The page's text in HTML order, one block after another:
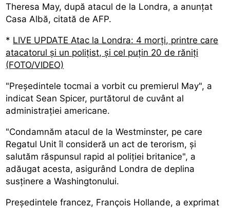
Theresa May, după atacul de la Londra, a anunțat
Casa Albă, citată de AFP.
* LIVE UPDATE Atac la Londra: 4 morți, printre care
atacatorul și un polițist, și cel puțin 20 de răniți
(FOTO/VIDEO)
"Președintele tocmai a vorbit cu premierul May", a
indicat Sean Spicer, purtătorul de cuvânt al
administrației americane.
"Condamnăm atacul de la Westminster, pe care
Regatul Unit îl consideră un act de terorism, și
salutăm răspunsul rapid al poliției britanice", a
adăugat acesta, asigurând Londra de deplina
susținere a Washingtonului.
Președintele francez, François Hollande, a exprimat